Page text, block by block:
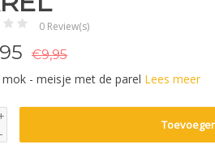
0 Review(s)
€9,95
mok - meisje met de parel Lees meer
-